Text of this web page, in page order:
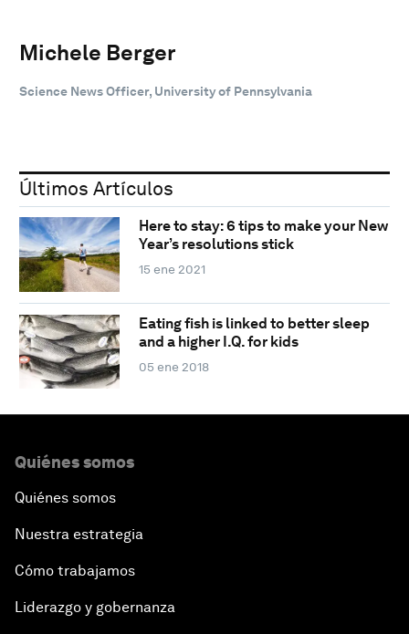
Michele Berger
Science News Officer, University of Pennsylvania
Últimos Artículos
Here to stay: 6 tips to make your New
Year’s resolutions stick
15 ene 2021
Eating fish is linked to better sleep
and a higher I.Q. for kids
05 ene 2018
Quiénes somos
Quiénes somos
Nuestra estrategia
Cómo trabajamos
Liderazgo y gobernanza